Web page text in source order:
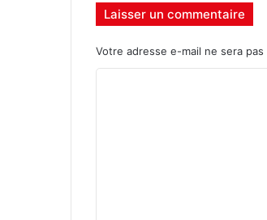
Laisser un commentaire
Votre adresse e-mail ne sera pas